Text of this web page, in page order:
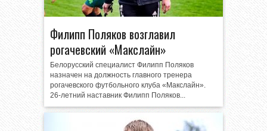
Филипп Поляков возглавил
рогачевский «Макслайн»
Белорусский специалист Филипп Поляков
назначен на должность главного тренера
рогачевского футбольного клуба «Макслайн».
26-летний наставник Филипп Поляков...